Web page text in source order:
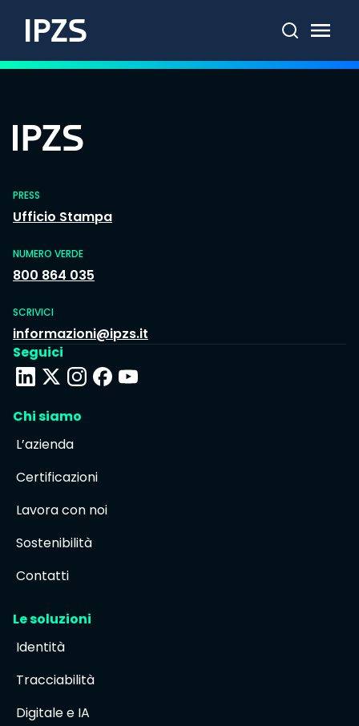
Cerca
PRESS
Ufficio Stampa
NUMERO VERDE
800 864 035
SCRIVICI
informazioni@ipzs.it
Seguici
Chi siamo
L’azienda
Certificazioni
Lavora con noi
Sostenibilità
Contatti
Le soluzioni
Identità
Tracciabilità
Digitale e IA